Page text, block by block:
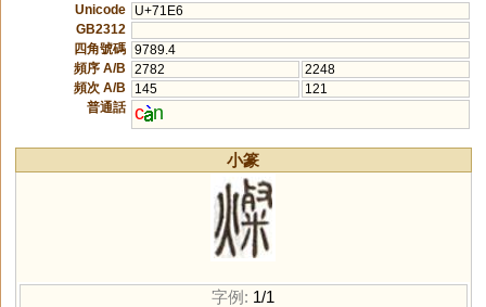
Unicode
U+71E6
GB2312
四角號碼 9789.4
頻序 A/B
2782
2248
頻次 A/B
145
121
普通話 c n
小篆
字例: 1/1